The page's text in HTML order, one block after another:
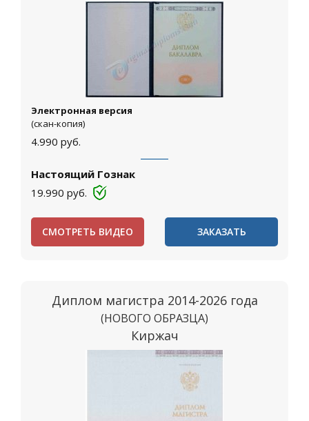
Электронная версия
(скан-копия)
4.990 руб.
Настоящий Гознак
19.990 руб.
СМОТРЕТЬ ВИДЕО ЗАКАЗАТЬ
Диплом магистра 2014-2026 года
(НОВОГО ОБРАЗЦА)
Киржач